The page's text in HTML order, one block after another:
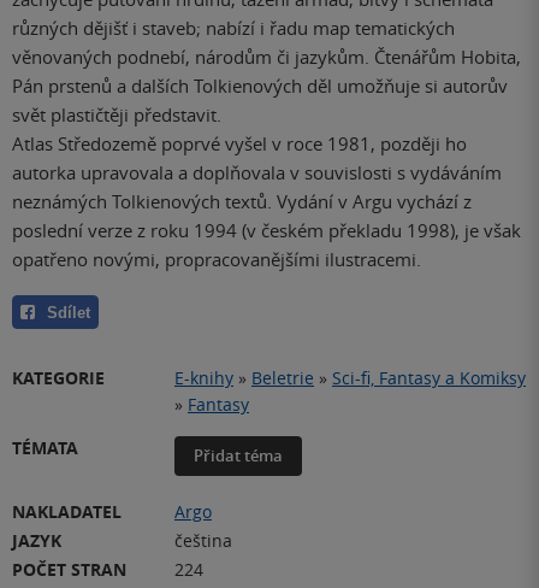
různých dějišť i staveb; nabízí i řadu map tematických
věnovaných podnebí, národům či jazykům. Čtenářům Hobita,
Pán prstenů a dalších Tolkienových děl umožňuje si autorův
svět plastičtěji představit.
Atlas Středozemě poprvé vyšel v roce 1981, později ho
autorka upravovala a doplňovala v souvislosti s vydáváním
neznámých Tolkienových textů. Vydání v Argu vychází z
poslední verze z roku 1994 (v českém překladu 1998), je však
opatřeno novými, propracovanějšími ilustracemi.
Sdílet
KATEGORIE E-knihy » Beletrie » Sci-fi, Fantasy a Komiksy
» Fantasy
TÉMATA
Přidat téma
NAKLADATEL
Argo
JAZYK
čeština
POČET STRAN
224